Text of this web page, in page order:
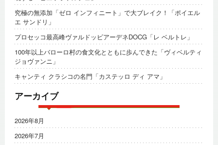
究極の無添加「ゼロ インフィニート」で大ブレイク！「ポイエル
エ サンドリ」
プロセッコ最高峰ヴァルドッビアーデネDOCG「レ ベルトレ」
100年以上バローロ村の食文化とともに歩んできた「ヴィベルティ
ジョヴァンニ」
キャンティ クラシコの名門「カステッロ ディ アマ」
アーカイブ
2026年8月
2026年7月